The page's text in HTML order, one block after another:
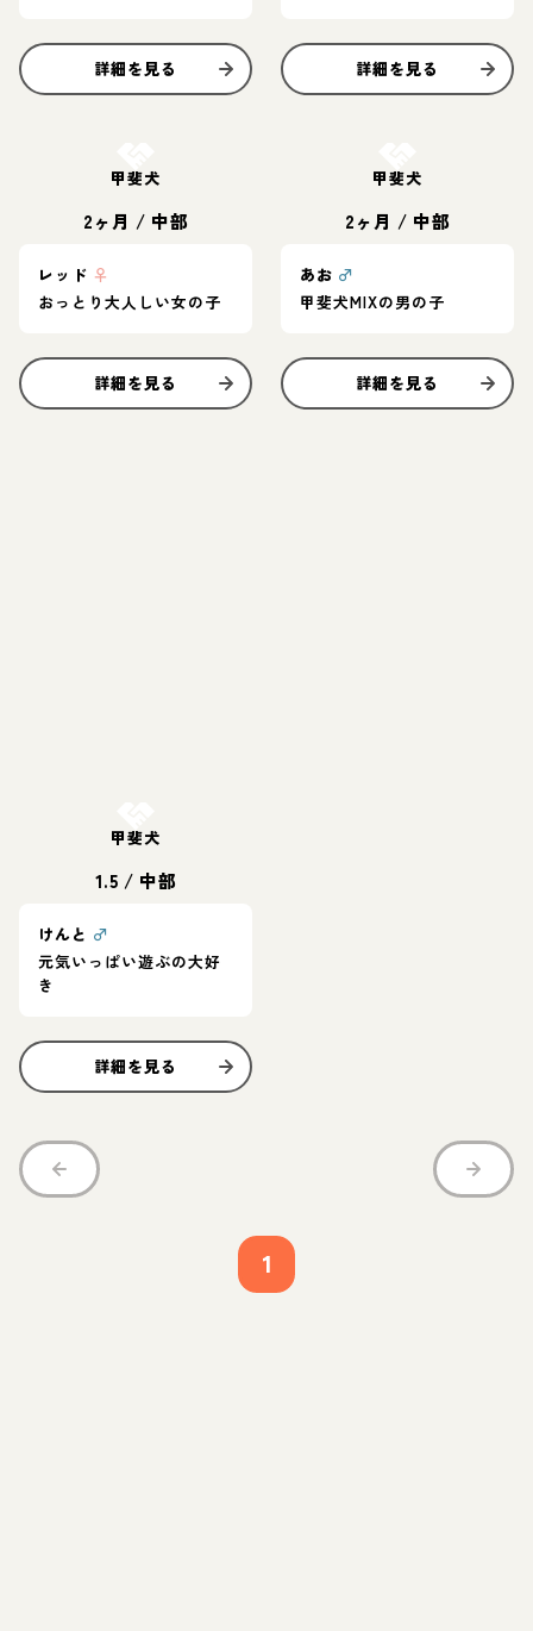
詳細を見る 詳細を見る
甲斐犬
2ヶ月 / 中部
レッド ♀
おっとり大人しい女の子
詳細を見る
甲斐犬
2ヶ月 / 中部
あお ♂
甲斐犬MIXの男の子
詳細を見る
甲斐犬
1.5 / 中部
けんと ♂
元気いっぱい遊ぶの大好
き
詳細を見る
1